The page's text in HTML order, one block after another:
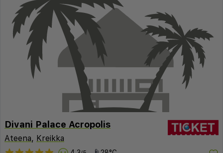
Divani Palace Acropolis
Ateena, Kreikka